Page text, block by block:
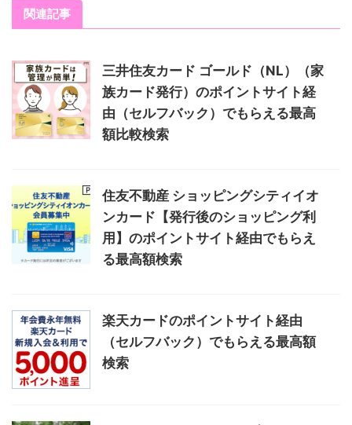
関連記事
三井住友カード ゴールド（NL）（家
族カード発行）のポイントサイト経
由（セルフバック）でもらえる最高
額比較検索
住友不動産 ショッピングシティイオ
ンカード【発行後のショッピング利
用】のポイントサイト経由でもらえ
る最高額検索
楽天カードのポイントサイト経由
（セルフバック）でもらえる最高額
検索